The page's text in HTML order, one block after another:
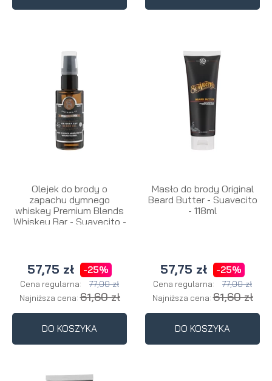
Olejek do brody o
zapachu dymnego
whiskey Premium Blends
Whiskey Bar - Suavecito -
57,75 zł -25%
Cena regularna: 77,00 zł
Najniższa cena:61,60 zł
DO KOSZYKA
Masło do brody Original
Beard Butter - Suavecito
- 118ml
57,75 zł -25%
Cena regularna: 77,00 zł
Najniższa cena:61,60 zł
DO KOSZYKA